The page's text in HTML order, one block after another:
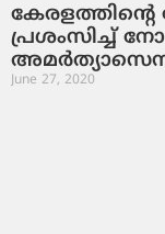
പ്രശംസിച്ച്
June 27, 2020